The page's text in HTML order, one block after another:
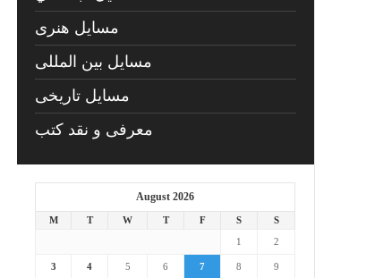
مسايل هنری
مسایل بین المللی
مسایل تاریخی
معرفی و نقد کتب
August 2026
M T W T F S
S
1
2
3 4 5 6 7 8 9